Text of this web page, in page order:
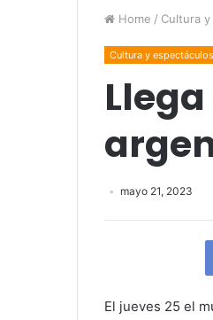
Home / Cultura
Cultura y espectáculos
mayo 21, 2023
El jueves 25 el